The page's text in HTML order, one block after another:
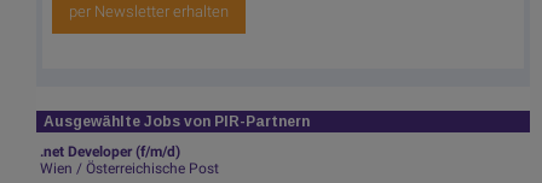
per Newsletter erhalten
Ausgewählte Jobs von PIR-Partnern
.net Developer (f/m/d)
Wien / Österreichische Post